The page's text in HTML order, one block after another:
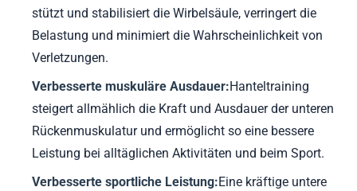
stützt und stabilisiert die Wirbelsäule, verringert die
Belastung und minimiert die Wahrscheinlichkeit von
Verletzungen.
Verbesserte muskuläre Ausdauer:Hanteltraining
steigert allmählich die Kraft und Ausdauer der unteren
Rückenmuskulatur und ermöglicht so eine bessere
Leistung bei alltäglichen Aktivitäten und beim Sport.
Verbesserte sportliche Leistung:Eine kräftige untere